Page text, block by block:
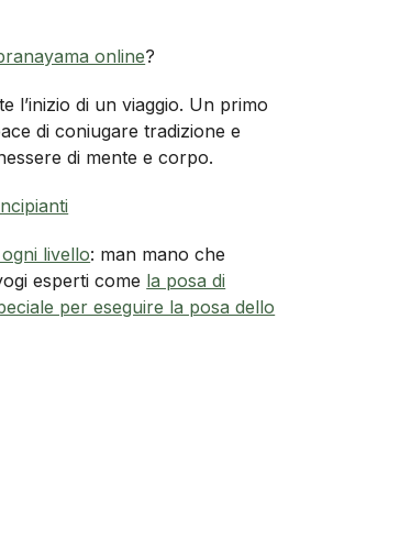
online?
l’inizio di un viaggio. Un primo
di coniugare tradizione e
di mente e corpo.
livello: man mano che
esperti come la posa di
per eseguire la posa dello